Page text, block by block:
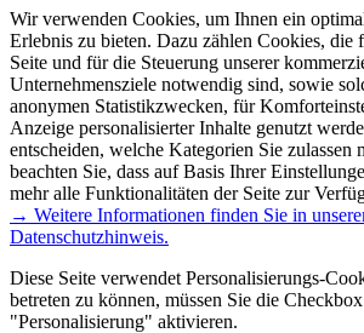
Wir verwenden Cookies, um Ihnen ein
Erlebnis zu bieten. Dazu zählen Cookies, die
Seite und für die Steuerung unserer
Unternehmensziele notwendig sind, sowie
anonymen Statistikzwecken, für
Anzeige personalisierter Inhalte genutzt
entscheiden, welche Kategorien Sie zulassen
beachten Sie, dass auf Basis Ihrer
mehr alle Funktionalitäten der Seite zur
→ Weitere Informationen finden Sie in
Datenschutzhinweis.
Diese Seite verwendet Personalisierungs-
betreten zu können, müssen Sie die
"Personalisierung" aktivieren.